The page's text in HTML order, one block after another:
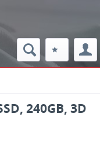
240GB, 3D